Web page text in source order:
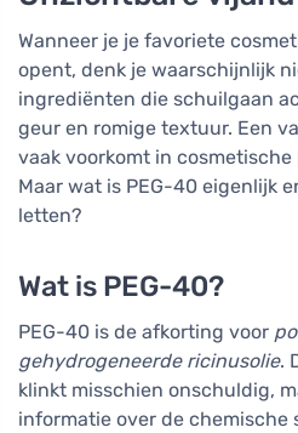
Wanneer je je favoriete
opent, denk je waarschijnlijk
ingrediënten die schuilgaan
geur en romige textuur. Een
vaak voorkomt in
Maar wat is PEG-40 eigenlijk
letten?
Wat is PEG-40?
PEG-40 is de afkorting voor
gehydrogeneerde ricinusolie.
klinkt misschien onschuldig,
informatie over de chemische